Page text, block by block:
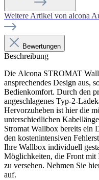
Weitere Artikel von alcona
Bewertungen
Beschreibung
Die Alcona STROMAT
ansprechendes Design aus,
Bedienkomfort. Durch den
angeschlagenes Typ-2-
Hervorzuheben ist hier die
unterschiedlichen
Stromat Wallbox bereits ein
den kostenintensiven
Ihre Wallbox individuell
Möglichkeiten, die Front mit
zu versehen. Nehmen Sie
auf.